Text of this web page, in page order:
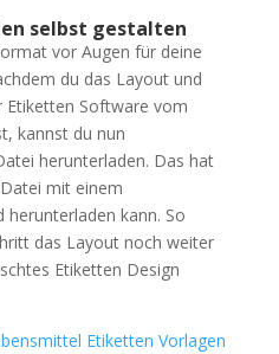
selbst gestalten
vor Augen für deine
du das Layout und
Etiketten Software vom
kannst du nun
herunterladen. Das hat
mit einem
kann. So
das Layout noch weiter
Etiketten Design
Etiketten Vorlagen